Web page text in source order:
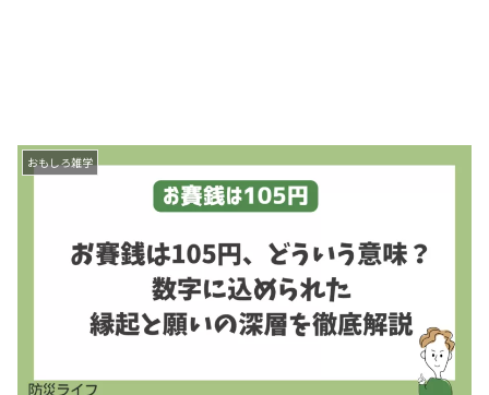
おもしろ雑学